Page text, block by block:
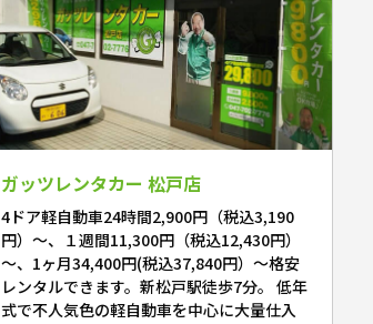
ガッツレンタカー 松戸店
4ドア軽自動車24時間2,900円（税込3,190
円）～、１週間11,300円（税込12,430円）
～、1ヶ月34,400円(税込37,840円）～格安
レンタルできます。新松戸駅徒歩7分。 低年
式で不人気色の軽自動車を中心に大量仕入